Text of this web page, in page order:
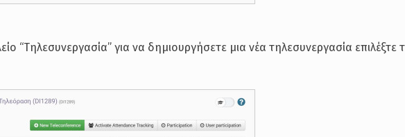
“Τηλεσυνεργασία” για να δημιουργήσετε μια νέα τηλεσυνεργασία